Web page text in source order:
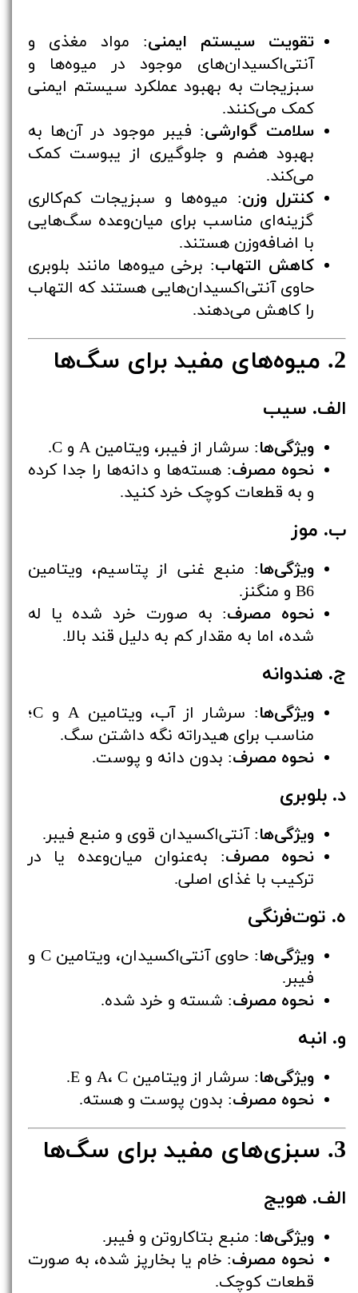
تقویت سیستم ایمنی: مواد مغذی و
آنتی‌اکسیدان‌های موجود در میوه‌ها و
سبزیجات به بهبود عملکرد سیستم ایمنی
کمک می‌کنند.
سلامت گوارشی: فیبر موجود در آن‌ها به
بهبود هضم و جلوگیری از یبوست کمک
می‌کند.
کنترل وزن: میوه‌ها و سبزیجات کم‌کالری
گزینه‌ای مناسب برای میان‌وعده سگ‌هایی
با اضافه‌وزن هستند.
کاهش التهاب: برخی میوه‌ها مانند بلوبری
حاوی آنتی‌اکسیدان‌هایی هستند که التهاب
را کاهش می‌دهند.
2. میوه‌های مفید برای سگ‌ها
الف. سیب
ویژگی‌ها: سرشار از فیبر، ویتامین A و C.
نحوه مصرف: هسته‌ها و دانه‌ها را جدا کرده
و به قطعات کوچک خرد کنید.
ب. موز
ویژگی‌ها: منبع غنی از پتاسیم، ویتامین
B6 و منگنز.
نحوه مصرف: به صورت خرد شده یا له
شده، اما به مقدار کم به دلیل قند بالا.
ج. هندوانه
ویژگی‌ها
: سرشار از آب، ویتامین A و C؛
مناسب برای هیدراته نگه داشتن سگ.
نحوه مصرف: بدون دانه و پوست.
د. بلوبری
ویژگی‌ها: آنتی‌اکسیدان قوی و منبع فیبر.
نحوه مصرف: به‌عنوان میان‌وعده یا در
ترکیب با غذای اصلی.
ه. توت‌فرنگی
ویژگی‌ها
: حاوی آنتی‌اکسیدان، ویتامین C و
فیبر.
نحوه مصرف: شسته و خرد شده.
و. انبه
ویژگی‌ها: سرشار از ویتامین A، C و E.
نحوه مصرف: بدون پوست و هسته.
3. سبزی‌های مفید برای سگ‌ها
الف. هویج
ویژگی‌ها: منبع بتاکاروتن و فیبر.
نحوه مصرف: خام یا بخارپز شده، به صورت
قطعات کوچک.